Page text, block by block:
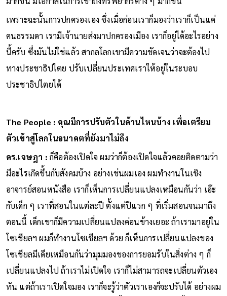
เพราะฉะนั้นการปกครองเอง ซึ่งเมื่อก่อนเราก็มองว่าเราก็เป็นแค่
คนธรรมดา เรามีเจ้านายส่งมาปกครองเมือง เราก็อยู่ได้อะไรอย่าง
นี้ครับ ซึ่งมันไม่ใช่แล้ว สากลโลกเขามีความชัดเจนว่าจะต้องไป
ทางประชาธิปไตย ปรับเปลี่ยนประเทศเราให้อยู่ในระบอบ
ประชาธิปไตยได้
The People : คุณมีการปรับตัวในด้านไหนบ้าง เพื่อเตรียม
ตัวเข้าสู่โลกในอนาคตที่ยังมาไม่ถึง
ดร.เจษฎา :ก็คือต้องเปิดใจ ผมว่าก็ต้องเปิดใจแล้วคอยติดตามว่า
มีอะไรเกิดขึ้นกับสังคมบ้าง อย่างเช่นผมเอง ผมทำงานในเชิง
อาจารย์สอนหนังสือ เราก็เห็นการเปลี่ยนแปลงเหมือนกันว่า เอ๊ะ
กับเด็ก ๆ เราที่สอนในแต่ละปี ตั้งแต่ปีแรก ๆ ที่เริ่มสอนจนมาถึง
ตอนนี้ เด็กเขาก็มีความเปลี่ยนแปลงค่อนข้างเยอะ ถ้าเรามาอยู่ใน
โซเชียลฯ ผมก็ทำงานโซเชียลฯ ด้วย ก็เห็นการเปลี่ยนแปลงของ
โซเชียลมีเดียเหมือนกันว่ามุมมองของการยอมรับในสิ่งต่าง ๆ ก็
เปลี่ยนแปลงไป ถ้าเราไม่เปิดใจ เราก็ไม่สามารถจะเปลี่ยนตัวเอง
ทัน แต่ถ้าเราเปิดใจมอง เราก็จะรู้ว่าตัวเราเองก็จะปรับได้ อย่างผม